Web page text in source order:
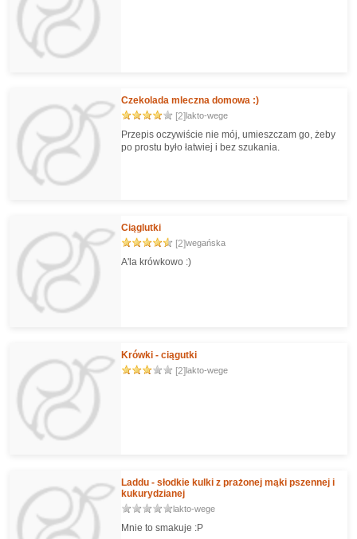
Czekolada mleczna domowa :)
[2]lakto-wege
Przepis oczywiście nie mój, umieszczam go, żeby
po prostu było łatwiej i bez szukania.
Ciąglutki
[2]wegańska
A'la krówkowo :)
Krówki - ciągutki
[2]lakto-wege
Laddu - słodkie kulki z prażonej mąki pszennej i
kukurydzianej
lakto-wege
Mnie to smakuje :P